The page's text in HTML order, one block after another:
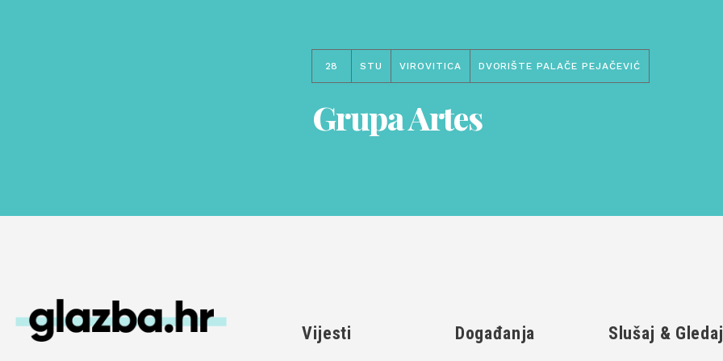
28 STU VIROVITICA DVORIŠTE PALAČE PEJAČEVIĆ
Grupa Artes
Vijesti Događanja Slušaj & Gledaj